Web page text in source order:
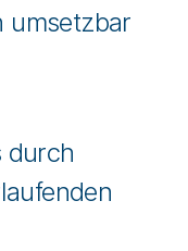
umsetzbar
durch